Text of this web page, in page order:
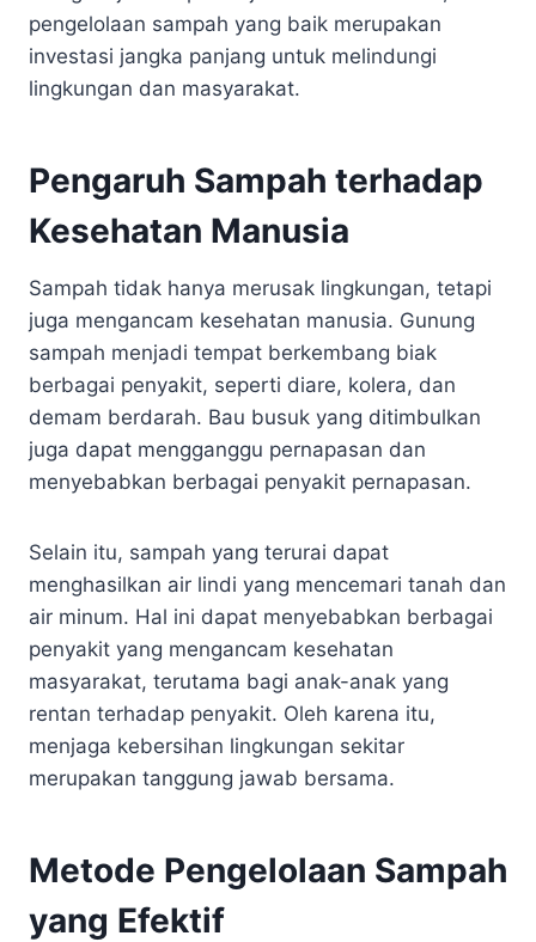
pengelolaan sampah yang baik merupakan
investasi jangka panjang untuk melindungi
lingkungan dan masyarakat.
Pengaruh Sampah terhadap
Kesehatan Manusia
Sampah tidak hanya merusak lingkungan, tetapi
juga mengancam kesehatan manusia. Gunung
sampah menjadi tempat berkembang biak
berbagai penyakit, seperti diare, kolera, dan
demam berdarah. Bau busuk yang ditimbulkan
juga dapat mengganggu pernapasan dan
menyebabkan berbagai penyakit pernapasan.
Selain itu, sampah yang terurai dapat
menghasilkan air lindi yang mencemari tanah dan
air minum. Hal ini dapat menyebabkan berbagai
penyakit yang mengancam kesehatan
masyarakat, terutama bagi anak-anak yang
rentan terhadap penyakit. Oleh karena itu,
menjaga kebersihan lingkungan sekitar
merupakan tanggung jawab bersama.
Metode Pengelolaan Sampah
yang Efektif